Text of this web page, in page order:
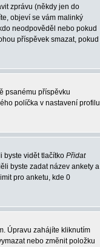
zprávu (někdy jen do
objeví se vám malinký
neodpověděl nebo pokud
příspěvek smazat, pokud
psanému příspěvku
políčka v nastavení profilu
byste vidět tlačítko Přidat
byste zadat název ankety a
pro anketu, kde 0
Úpravu zahájíte kliknutím
nebo změnit položku